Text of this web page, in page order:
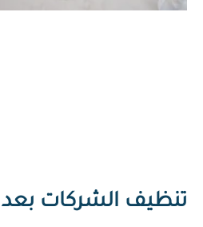
تنظيف الشركات بعد